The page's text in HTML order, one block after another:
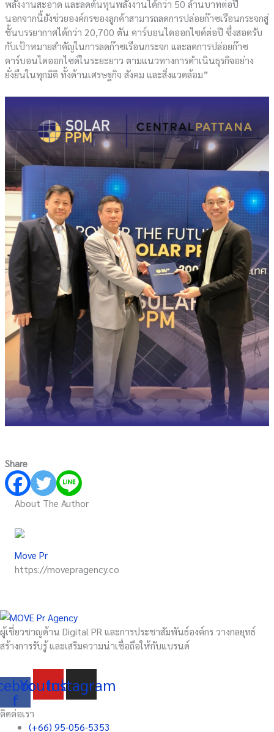
พลังงานสะอาด และลดต้นทุนพลังงานได้กว่า 50 ล้านบาทต่อปี
นอกจากนี้ยังช่วยองค์กรของลูกค้าสามารถลดการปล่อยก๊าซเรือนกระจกสู่
ชั้นบรรยากาศได้กว่า 20,700 ตัน คาร์บอนไดออกไซด์ต่อปี ซึ่งสอดรับ
กับเป้าหมายสำคัญในการลดก๊าซเรือนกระจก และลดการปล่อยก๊าซ
คาร์บอนไดออกไซด์ในระยะยาว ตามแนวทางการดําเนินธุรกิจอย่าง
ยั่งยืนในทุกมิติ ทั้งด้านเศรษฐกิจ สังคม และสิ่งแวดล้อม”
Share
About The Author
Move Pr
https://movepragency.co
ผู้เชี่ยวชาญด้าน Digital PR และการประชาสัมพันธ์องค์กร วางกลยุทธ์
สร้างการรับรู้ และเสริมความน่าเชื่อถือให้กับแบรนด์
f
Youtube
Instagram
ติดต่อเรา
(+66) 95-056-5353